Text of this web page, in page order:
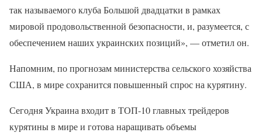
так называемого клуба Большой двадцатки в рамках
мировой продовольственной безопасности, и, разумеется, с
обеспечением наших украинских позиций», — отметил он.
Напомним, по прогнозам министерства сельского хозяйства
США, в мире сохранится повышенный спрос на курятину.
Сегодня Украина входит в ТОП-10 главных трейдеров
курятины в мире и готова наращивать объемы